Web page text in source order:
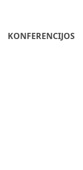
KONFERENCIJOS